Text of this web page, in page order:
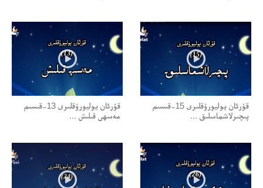
قۇرئان يوليورۇقلىرى 15-قىسىم
پىچىرلاشماسلىق ...
قۇرئان يوليورۇقلىرى 13-قىسىم
مەسھى قىلىش ...